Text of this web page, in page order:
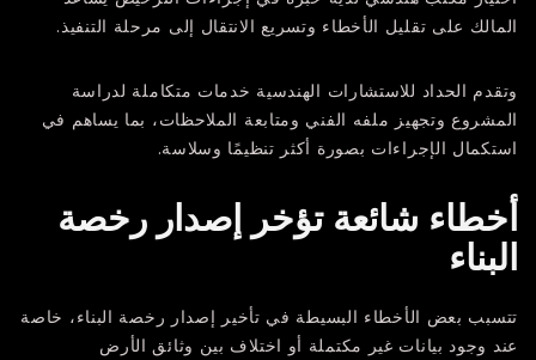
المالك على تقليل الأخطاء وتسريع الانتقال إلى مرحلة التنفيذ.
وتقدم الحداد للاستشارات الهندسية خدمات متكاملة لدراسة
المشروع وتجهيز ملفه الفني ومتابعة الملاحظات، بما يساهم في
استكمال الإجراءات بصورة أكثر تنظيمًا وسلاسة.
أخطاء شائعة تؤخر إصدار رخصة
البناء
تتسبب بعض الأخطاء البسيطة في تأخير إصدار رخصة البناء، خاصة
عند وجود بيانات غير مكتملة أو اختلاف بين وثائق الأرض